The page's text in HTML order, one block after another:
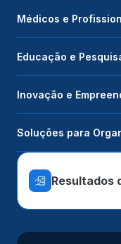
Médicos e
Educação e
Inovação e
Soluções para
Resultados